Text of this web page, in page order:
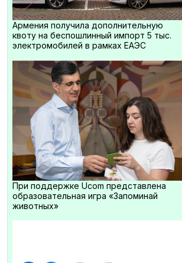
Армения получила дополнительную
квоту на беспошлинный импорт 5 тыс.
электромобилей в рамках ЕАЭС
При поддержке Ucom представлена
образовательная игра «Запоминай
животных»